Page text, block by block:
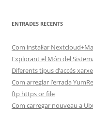
ENTRADES RECENTS
Com instal·lar
Explorant el Món del
Diferents tipus d’accés
Com arreglar l’errada
ftp https or file
Com carregar nouveau a